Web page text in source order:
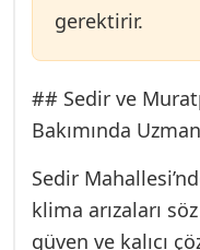
gerektirir.
## Sedir ve
Bakımında
Sedir
klima arızaları
güven ve kalıcı